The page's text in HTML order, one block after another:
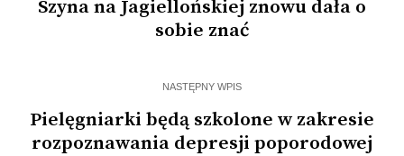
Szyna na Jagiellońskiej znowu dała o
sobie znać
NASTĘPNY WPIS
Pielęgniarki będą szkolone w zakresie
rozpoznawania depresji poporodowej